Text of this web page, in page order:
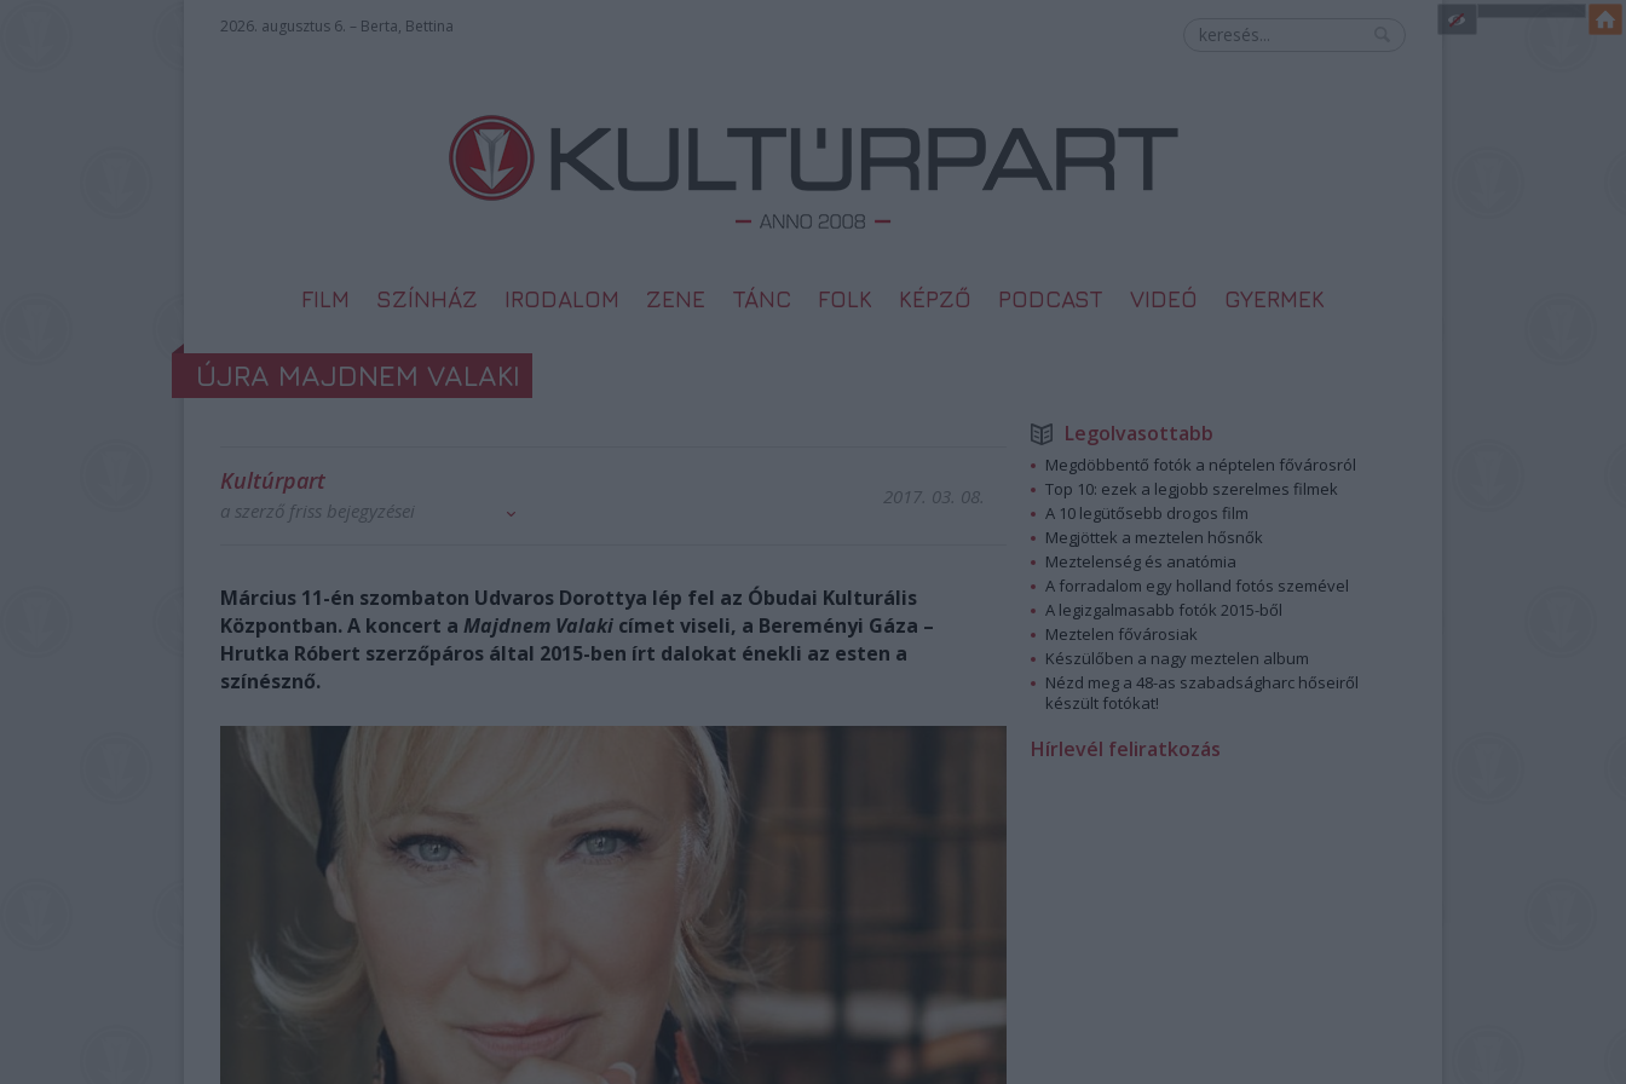
2026. augusztus 6. – Berta, Bettina
FILM SZÍNHÁZ IRODALOM ZENE TÁNC FOLK KÉPZŐ PODCAST VIDEÓ GYERMEK
ÚJRA MAJDNEM VALAKI
Kultúrpart
a szerző friss bejegyzései
2017. 03. 08.
Március 11-én szombaton Udvaros Dorottya lép fel az Óbudai Kulturális
Központban. A koncert a Majdnem Valaki címet viseli, a Bereményi Gáza –
Hrutka Róbert szerzőpáros által 2015-ben írt dalokat énekli az esten a
színésznő.
Legolvasottabb
Megdöbbentő fotók a néptelen fővárosról
Top 10: ezek a legjobb szerelmes filmek
A 10 legütősebb drogos film
Megjöttek a meztelen hősnők
Meztelenség és anatómia
A forradalom egy holland fotós szemével
A legizgalmasabb fotók 2015-ből
Meztelen fővárosiak
Készülőben a nagy meztelen album
Nézd meg a 48-as szabadságharc hőseiről
készült fotókat!
Hírlevél feliratkozás